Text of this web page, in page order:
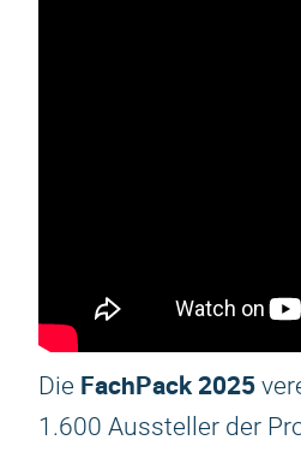
Die FachPack 2025
1.600 Aussteller der